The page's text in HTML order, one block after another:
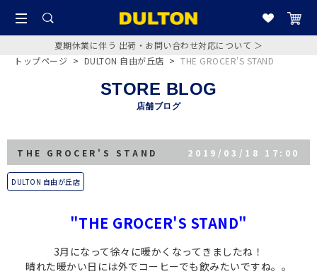
夏期休業に伴う 出荷・お問い合わせ対応について ＞
トップページ > DULTON 自由が丘店 > THE GROCER'S STAND
STORE BLOG
店舗ブログ
THE GROCER'S STAND 2019/03/18 17:00
DULTON 自由が丘店
"THE GROCER'S STAND"
3月になって徐々に暖かくなってきましたね！
晴れた暖かい日には外でコーヒーでも飲みたいですね。。